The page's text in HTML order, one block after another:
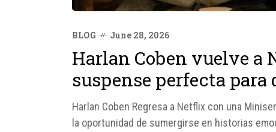
BLOG June 28, 2026
Harlan Coben vuelve
suspense perfecta
Harlan Coben Regresa a Netflix con una
la oportunidad de sumergirse en historias